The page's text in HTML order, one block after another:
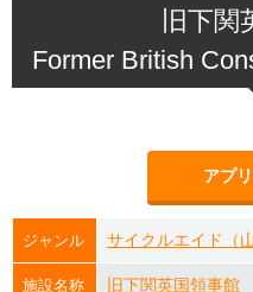
旧下関
Former British
アプ
ジャンル サイクルエイド（
施設名称 旧下関英国領事館